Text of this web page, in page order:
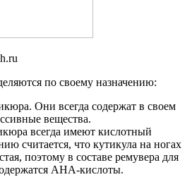
по своему назначению:
Они всегда содержат в своем
вещества.
всегда имеют кислотный
считается, что кутикула на ногах
поэтому в составе ремувера для
AHA-кислоты.